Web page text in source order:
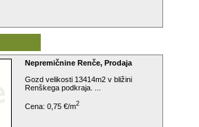
Nepremičnine Renče, Prodaja
Gozd velikosti 13414m2 v bližini
Renškega podkraja. ...
Cena: 0,75 €/m2